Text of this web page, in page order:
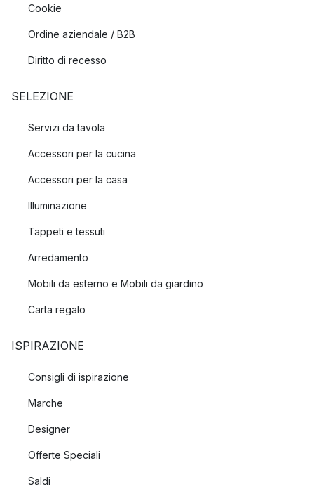
Cookie
Ordine aziendale / B2B
Diritto di recesso
SELEZIONE
Servizi da tavola
Accessori per la cucina
Accessori per la casa
Illuminazione
Tappeti e tessuti
Arredamento
Mobili da esterno e Mobili da giardino
Carta regalo
ISPIRAZIONE
Consigli di ispirazione
Marche
Designer
Offerte Speciali
Saldi